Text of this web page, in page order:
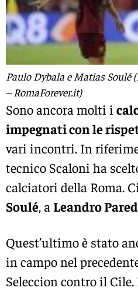
Paulo Dybala e Matias Soulé
– RomaForever.it)
Sono ancora molti i
impegnati con le
vari incontri. In
tecnico Scaloni ha
calciatori della Roma.
Soulé, a Leandro
Quest’ultimo è stato
in campo nel
Seleccion contro il